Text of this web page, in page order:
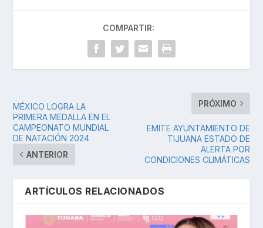
COMPARTIR:
MÉXICO LOGRA LA
PRIMERA MEDALLA EN EL
CAMPEONATO MUNDIAL
DE NATACIÓN 2024
ANTERIOR
PRÓXIMO
EMITE AYUNTAMIENTO DE
TIJUANA ESTADO DE
ALERTA POR
CONDICIONES CLIMÁTICAS
ARTÍCULOS RELACIONADOS